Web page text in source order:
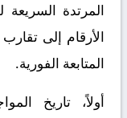
المرتدة
الأرقام إلى
المتابعة الفورية.
أولاً، تاريخ